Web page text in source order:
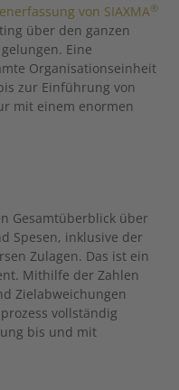
von SIAXMA®
über den ganzen
Eine
Organisationseinheit
zur Einführung von
mit einem enormen
Gesamtüberblick über
Spesen, inklusive der
Zulagen. Das ist ein
Mithilfe der Zahlen
Zielabweichungen
vollständig
bis und mit